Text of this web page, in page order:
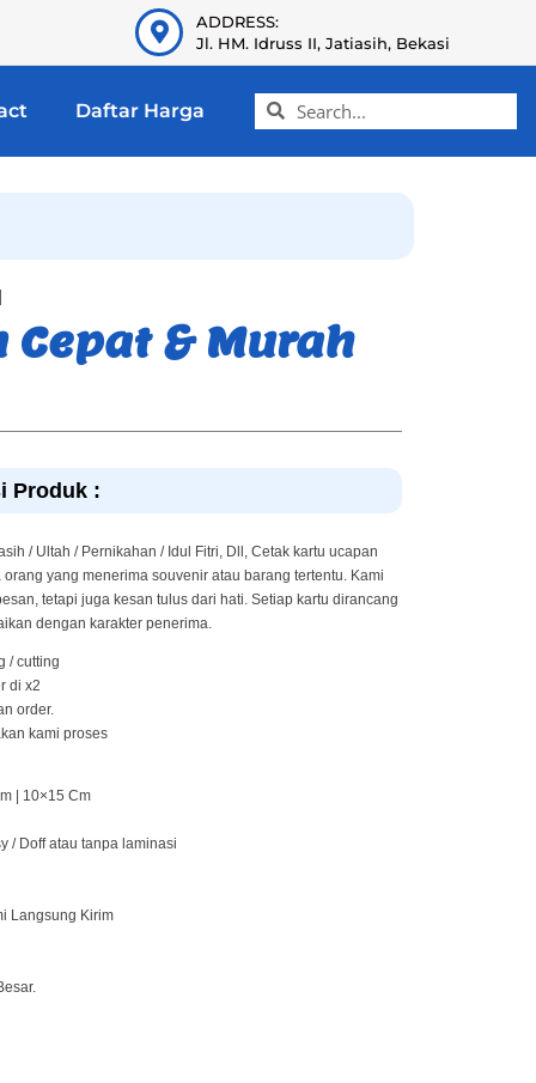
ADDRESS:
Jl. HM. Idruss II, Jatiasih, Bekasi
Daftar Harga
& Murah
Produk :
/ Ultah / Pernikahan / Idul Fitri, Dll, Cetak kartu ucapan
yang menerima souvenir atau barang tertentu. Kami
tetapi juga kesan tulus dari hati. Setiap kartu dirancang
dengan karakter penerima.
/ cutting
di x2
order.
kami proses
| 10×15 Cm
/ Doff atau tanpa laminasi
Langsung Kirim